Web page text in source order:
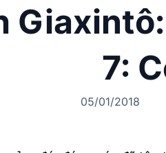
7:
05/01/2018